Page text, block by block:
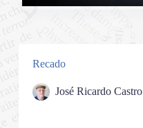
Recado
José Ricardo Castro